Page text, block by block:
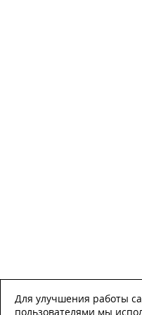
Для улучшения работы
пользователями мы